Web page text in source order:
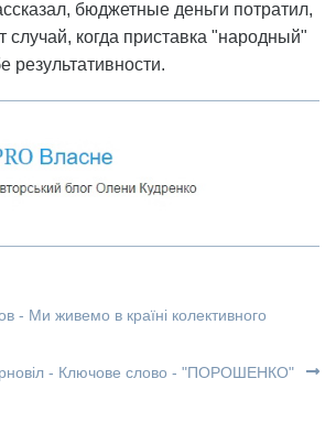
бюджетные деньги потратил,
случай, когда приставка "народный"
результативности.
- Ми живемо в країні колективного
- Ключове слово - "ПОРОШЕНКО"